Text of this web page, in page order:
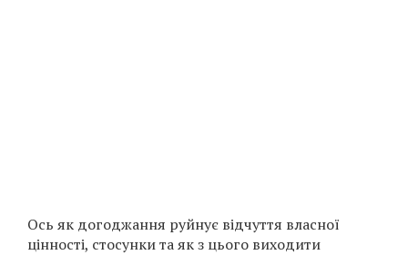
Ось як догоджання руйнує відчуття власної
цінності, стосунки та як з цього виходити